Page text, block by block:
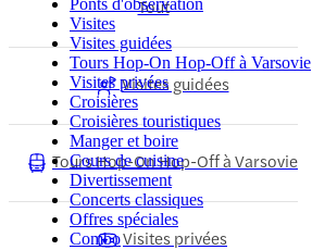
Ponts d'observation
Visites
Visites guidées
Tours Hop-On Hop-Off à Varsovie
Visites privées
Croisières
Croisières touristiques
Manger et boire
Cours de cuisine
Divertissement
Concerts classiques
Offres spéciales
Combo
Tout
Visites guidées
Tours Hop-On Hop-Off à Varsovie
Visites privées